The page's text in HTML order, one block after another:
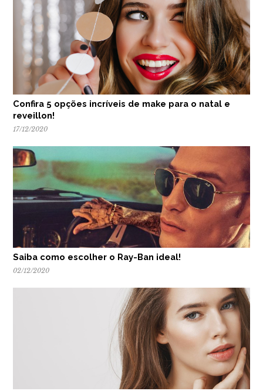
Confira 5 opções incríveis de make para o natal e
reveillon!
17/12/2020
Saiba como escolher o Ray-Ban ideal!
02/12/2020